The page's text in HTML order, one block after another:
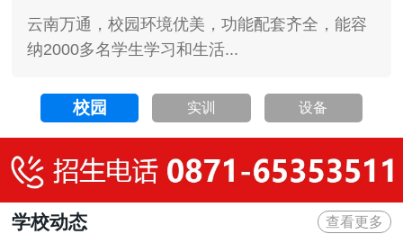
云南万通，校园环境优美，功能配套齐全，能容
纳2000多名学生学习和生活...
校园 实训 设备
学校动态 查看更多